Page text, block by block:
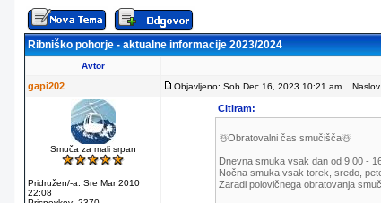
Ribniško pohorje - aktualne informacije 2023/2024
Avtor
gapi202 Objavljeno: Sob Dec 16, 2023 10:21 am Naslov
Smuča za mali srpan
Pridružen/-a: Sre Mar 2010
22:08
Citiram:
☃️Obratovalni čas smučišča☃️
Dnevna smuka vsak dan od 9.00 -
Nočna smuka vsak torek, sredo,
Zaradi polovičnega obratovanja